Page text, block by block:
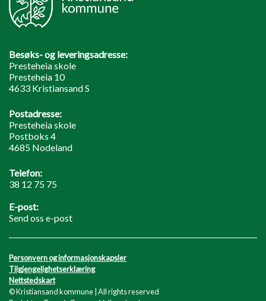
Besøks- og leveringsadresse:
Presteheia skole
Presteheia 10
4633 Kristiansand S
Postadresse:
Presteheia skole
Postboks 4
4685 Nodeland
Telefon:
38 12 75 75
E-post:
Send oss e-post
Personvern og informasjonskapsler
Tilgjengelighetserklæring
Nettstedskart
© Kristiansand kommune | All rights reserved